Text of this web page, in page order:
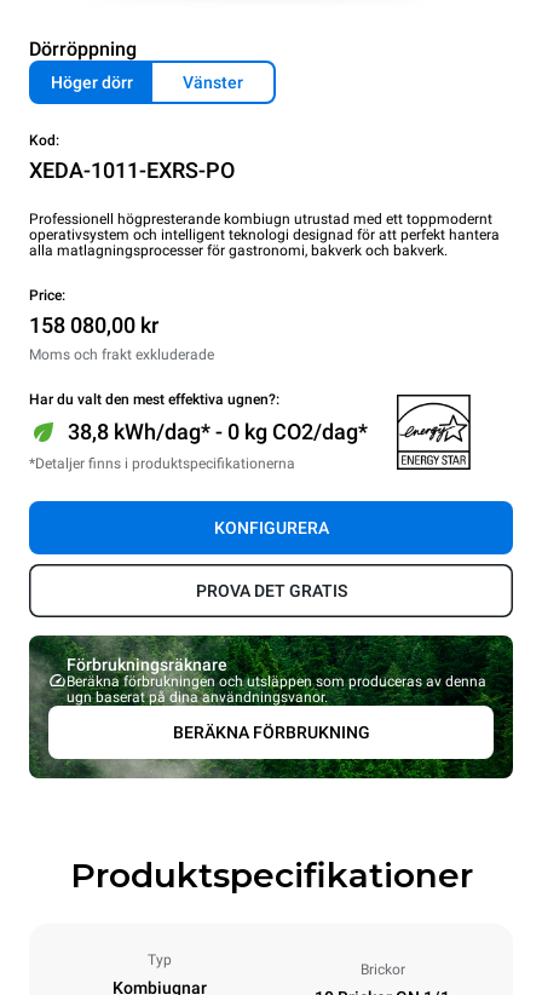
Dörröppning
Höger dörr Vänster
Kod:
XEDA-1011-EXRS-PO
Professionell högpresterande kombiugn utrustad med ett toppmodernt
operativsystem och intelligent teknologi designad för att perfekt hantera
alla matlagningsprocesser för gastronomi, bakverk och bakverk.
Price:
158 080,00 kr
Moms och frakt exkluderade
Har du valt den mest effektiva ugnen?:
38,8 kWh/dag* - 0 kg CO2/dag*
*Detaljer finns i produktspecifikationerna
KONFIGURERA
PROVA DET GRATIS
Förbrukningsräknare
Beräkna förbrukningen och utsläppen som produceras av denna
ugn baserat på dina användningsvanor.
BERÄKNA FÖRBRUKNING
Produktspecifikationer
Typ
Kombiugnar
Brickor